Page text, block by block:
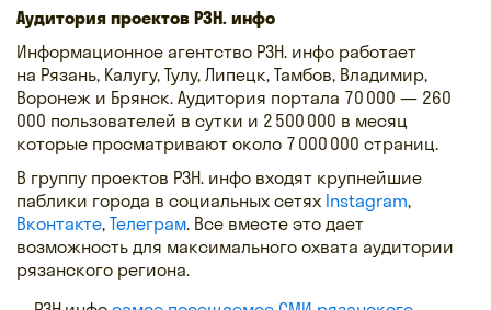
Аудитория проектов РЗН. инфо
Информационное агентство РЗН. инфо работает
на Рязань, Калугу, Тулу, Липецк, Тамбов, Владимир,
Воронеж и Брянск. Аудитория портала 70 000 — 260
000 пользователей в сутки и 2 500 000 в месяц
которые просматривают около 7 000 000 страниц.
В группу проектов РЗН. инфо входят крупнейшие
паблики города в социальных сетях Instagram,
Вконтакте, Телеграм. Все вместе это дает
возможность для максимального охвата аудитории
рязанского региона.